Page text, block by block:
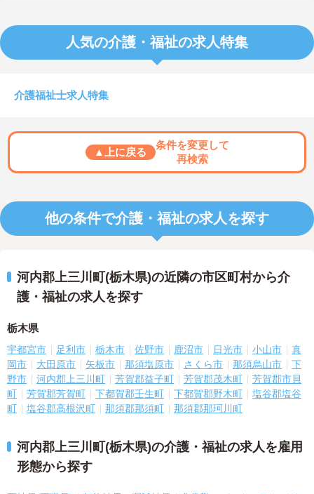
人気の介護・福祉の求人特集
介護福祉士求人特集
▲上に戻る
条件を変更して
再検索
他の条件で介護・福祉の求人を探す
河内郡上三川町(栃木県)の近隣の市区町村から介
護・福祉の求人を探す
栃木県
宇都宮市 足利市 栃木市 佐野市 鹿沼市 日光市 小山市
真
岡市
大田原市 矢板市 那須塩原市 さくら市 那須烏山市
下
野市
河内郡上三川町 芳賀郡益子町 芳賀郡茂木町
芳賀郡市貝
町
芳賀郡芳賀町 下都賀郡壬生町 下都賀郡野木町
塩谷郡塩谷
町
塩谷郡高根沢町 那須郡那須町 那須郡那珂川町
河内郡上三川町(栃木県)の介護・福祉の求人を雇用
形態から探す